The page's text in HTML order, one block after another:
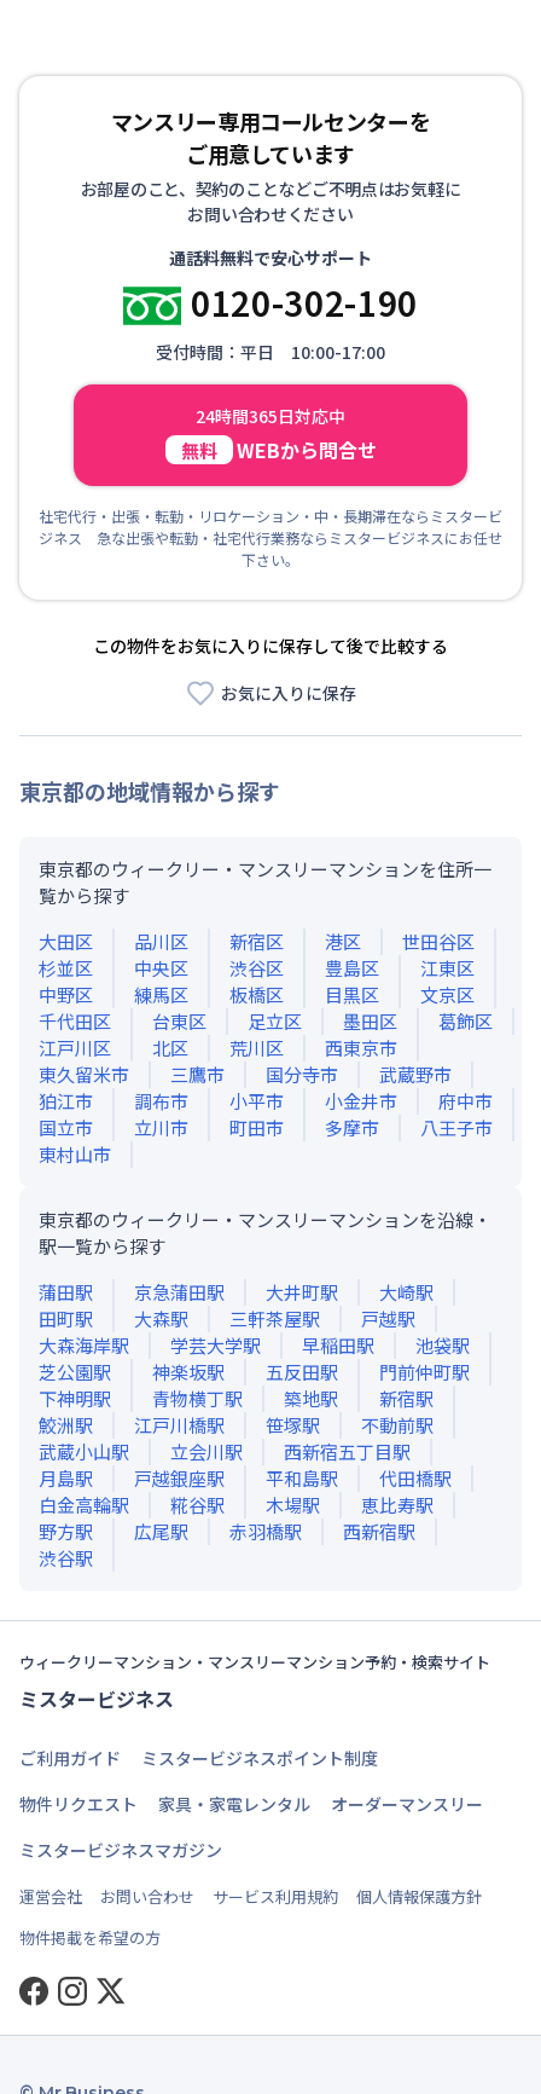
マンスリー専用コールセンターを
ご用意しています
お部屋のこと、契約のことなどご不明点はお気軽に
お問い合わせください
通話料無料で安心サポート
0120-302-190
受付時間：平日 10:00-17:00
24時間365日対応中
無料 WEBから問合せ
社宅代行・出張・転勤・リロケーション・中・長期滞在ならミスタービ
ジネス 急な出張や転勤・社宅代行業務ならミスタービジネスにお任せ
下さい。
この物件をお気に入りに保存して後で比較する
お気に入りに保存
東京都の地域情報から探す
東京都のウィークリー・マンスリーマンションを住所一
覧から探す
大田区
品川区 新宿区 港区
世田谷区
杉並区
中央区 渋谷区 豊島区
江東区
中野区
練馬区 板橋区 目黒区
文京区
千代田区
台東区 足立区 墨田区
葛飾区
江戸川区
北区 荒川区
西東京市
東久留米市
三鷹市 国分寺市
武蔵野市
狛江市
調布市 小平市 小金井市
府中市
国立市
立川市 町田市 多摩市
八王子市
東村山市
東京都のウィークリー・マンスリーマンションを沿線・
駅一覧から探す
蒲田駅 京急蒲田駅 大井町駅 大崎駅
田町駅 大森駅 三軒茶屋駅 戸越駅
大森海岸駅 学芸大学駅 早稲田駅 池袋駅
芝公園駅 神楽坂駅 五反田駅 門前仲町駅
下神明駅 青物横丁駅 築地駅 新宿駅
鮫洲駅 江戸川橋駅 笹塚駅 不動前駅
武蔵小山駅 立会川駅 西新宿五丁目駅
月島駅 戸越銀座駅 平和島駅 代田橋駅
白金高輪駅 糀谷駅 木場駅 恵比寿駅
野方駅 広尾駅 赤羽橋駅 西新宿駅
渋谷駅
ウィークリーマンション・マンスリーマンション予約・検索サイト
ミスタービジネス
ご利用ガイド
ミスタービジネスポイント制度
物件リクエスト
家具・家電レンタル
オーダーマンスリー
ミスタービジネスマガジン
運営会社 お問い合わせ サービス利用規約
個人情報保護方針
物件掲載を希望の方
Facebook
Instagram
Twitter